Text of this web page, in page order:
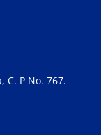
C. P No. 767.